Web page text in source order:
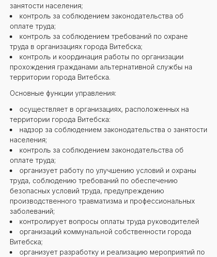
занятости населения;
контроль за соблюдением законодательства об
оплате труда;
контроль за соблюдением требований по охране
труда в организациях города Витебска;
контроль и координация работы по организации
прохождения гражданами альтернативной службы на
территории города Витебска.
Основные функции управления:
осуществляет в организациях, расположенных на
территории города Витебска:
надзор за соблюдением законодательства о занятости
населения;
контроль за соблюдением законодательства об
оплате труда;
организует работу по улучшению условий и охраны
труда, соблюдению требований по обеспечению
безопасных условий труда, предупреждению
производственного травматизма и профессиональных
заболеваний;
контролирует вопросы оплаты труда руководителей
организаций коммунальной собственности города
Витебска;
организует разработку и реализацию мероприятий по